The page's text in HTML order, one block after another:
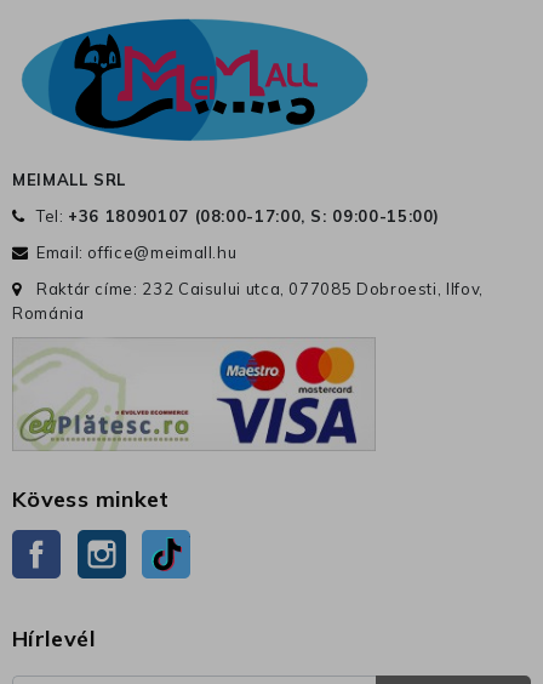
MEIMALL SRL
Tel: +36 18090107 (08:00-17:00, S: 09:00-15:00)
Email: office@meimall.hu
Raktár címe: 232 Caisului utca, 077085 Dobroesti, Ilfov,
Románia
Kövess minket
Facebook Instagram
Hírlevél